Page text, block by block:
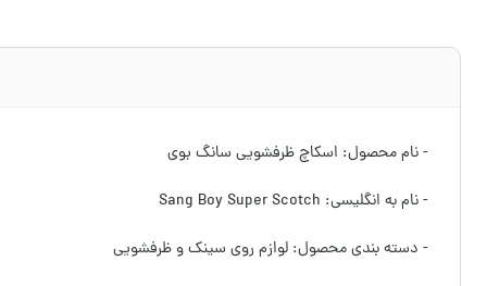
- نام محصول: اسکاچ ظرفشویی سانگ بوی
- نام به انگلیسی: Sang Boy Super Scotch
- دسته بندی محصول: لوازم روی سینک و ظرفشویی